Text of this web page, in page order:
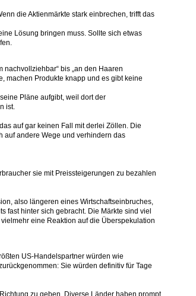
die Aktienmärkte stark einbrechen, trifft das
Lösung bringen muss. Sollte sich etwas
bis „an den Haaren
machen Produkte knapp und es gibt keine
Pläne aufgibt, weil dort der
ist.
auf gar keinen Fall mit derlei Zöllen. Die
auf andere Wege und verhindern das
sie mit Preissteigerungen zu bezahlen
also längeren eines Wirtschaftseinbruches,
fast hinter sich gebracht. Die Märkte sind viel
eine Reaktion auf die Überspekulation
US-Handelspartner würden wie
Sie würden definitiv für Tage
zu geben. Diverse Länder haben prompt